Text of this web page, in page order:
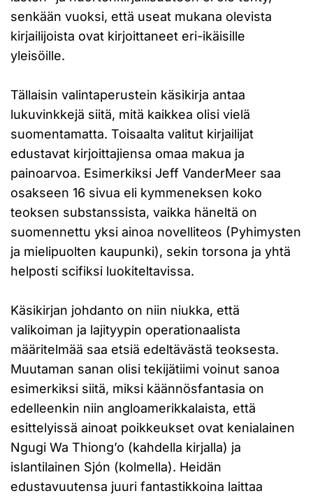
senkään vuoksi, että useat mukana olevista
kirjailijoista ovat kirjoittaneet eri-ikäisille
yleisöille.
Tällaisin valintaperustein käsikirja antaa
lukuvinkkejä siitä, mitä kaikkea olisi vielä
suomentamatta. Toisaalta valitut kirjailijat
edustavat kirjoittajiensa omaa makua ja
painoarvoa. Esimerkiksi Jeff VanderMeer saa
osakseen 16 sivua eli kymmeneksen koko
teoksen substanssista, vaikka häneltä on
suomennettu yksi ainoa novelliteos (Pyhimysten
ja mielipuolten kaupunki), sekin torsona ja yhtä
helposti scifiksi luokiteltavissa.
Käsikirjan johdanto on niin niukka, että
valikoiman ja lajityypin operationaalista
määritelmää saa etsiä edeltävästä teoksesta.
Muutaman sanan olisi tekijätiimi voinut sanoa
esimerkiksi siitä, miksi käännösfantasia on
edelleenkin niin angloamerikkalaista, että
esittelyissä ainoat poikkeukset ovat kenialainen
Ngugi Wa Thiong’o (kahdella kirjalla) ja
islantilainen Sjón (kolmella). Heidän
edustavuutensa juuri fantastikkoina laittaa